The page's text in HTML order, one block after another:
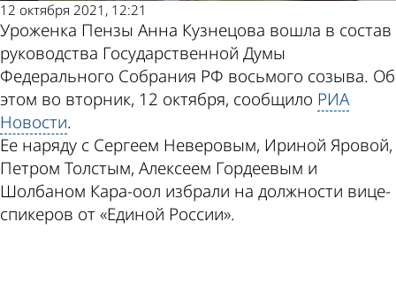
12 октября 2021, 12:21
Уроженка Пензы Анна Кузнецова вошла в состав
руководства Государственной Думы
Федерального Собрания РФ восьмого созыва. Об
этом во вторник, 12 октября, сообщило РИА
Новости.
Ее наряду с Сергеем Неверовым, Ириной Яровой,
Петром Толстым, Алексеем Гордеевым и
Шолбаном Кара-оол избрали на должности вице-
спикеров от «Единой России».